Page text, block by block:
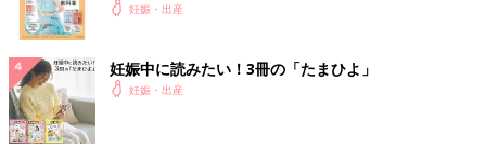
妊娠・出産
妊娠中に読みたい！3冊の「たまひよ」
妊娠・出産